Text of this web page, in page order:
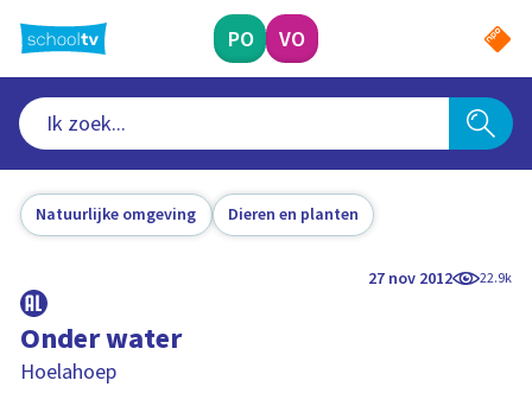
naar
hoofdinhoud
PO VO
Natuurlijke omgeving Dieren en planten
27 nov 2012 22.9k
Onder water
Hoelahoep